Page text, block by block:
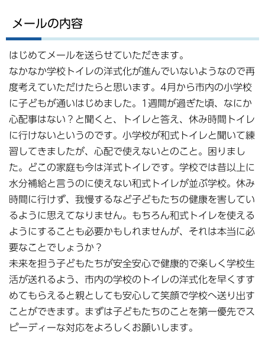
メールの内容
はじめてメールを送らせていただきます。
なかなか学校トイレの洋式化が進んでいないようなので再
度考えていただけたらと思います。4月から市内の小学校
に子どもが通いはじめました。1週間が過ぎた頃、なにか
心配事はない？と聞くと、トイレと答え、休み時間トイレ
に行けないというのです。小学校が和式トイレと聞いて練
習してきましたが、心配で使えないとのこと。困りまし
た。どこの家庭も今は洋式トイレです。学校では昔以上に
水分補給と言うのに使えない和式トイレが並ぶ学校。休み
時間に行けず、我慢するなど子どもたちの健康を害してい
るように思えてなりません。もちろん和式トイレを使える
ようにすることも必要かもしれませんが、それは本当に必
要なことでしょうか？
未来を担う子どもたちが安全安心で健康的で楽しく学校生
活が送れるよう、市内の学校のトイレの洋式化を早くすす
めてもらえると親としても安心して笑顔で学校へ送り出す
ことができます。まずは子どもたちのことを第一優先でス
ピーディーな対応をよろしくお願いします。